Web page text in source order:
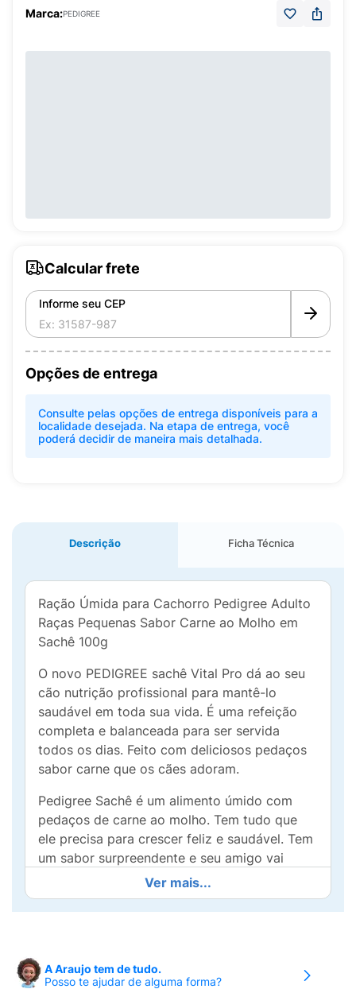
Marca:PEDIGREE
Calcular frete
Informe seu CEP
Opções de entrega
Consulte pelas opções de entrega disponíveis para a
localidade desejada. Na etapa de entrega, você
poderá decidir de maneira mais detalhada.
Descrição Ficha Técnica
Ração Úmida para Cachorro Pedigree Adulto
Raças Pequenas Sabor Carne ao Molho em
Sachê 100g
O novo PEDIGREE sachê Vital Pro dá ao seu
cão nutrição profissional para mantê-lo
saudável em toda sua vida. É uma refeição
completa e balanceada para ser servida
todos os dias. Feito com deliciosos pedaços
sabor carne que os cães adoram.
Pedigree Sachê é um alimento úmido com
pedaços de carne ao molho. Tem tudo que
ele precisa para crescer feliz e saudável. Tem
um sabor surpreendente e seu amigo vai
Ver mais...
A Araujo tem de tudo.
Posso te ajudar de alguma forma?